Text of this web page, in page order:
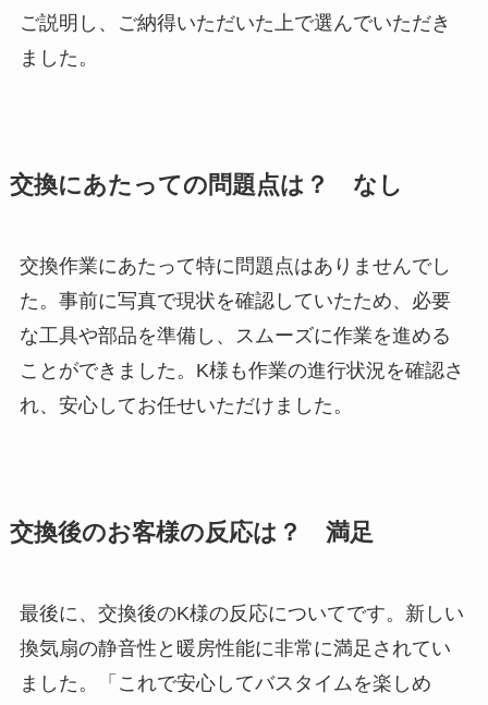
ご説明し、ご納得いただいた上で選んでいただき
ました。
交換にあたっての問題点は？ なし
交換作業にあたって特に問題点はありませんでし
た。事前に写真で現状を確認していたため、必要
な工具や部品を準備し、スムーズに作業を進める
ことができました。K様も作業の進行状況を確認さ
れ、安心してお任せいただけました。
交換後のお客様の反応は？ 満足
最後に、交換後のK様の反応についてです。新しい
換気扇の静音性と暖房性能に非常に満足されてい
ました。「これで安心してバスタイムを楽しめ